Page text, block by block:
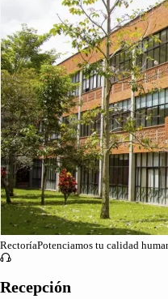
RectoríaPotenciamos tu calidad
Recepción